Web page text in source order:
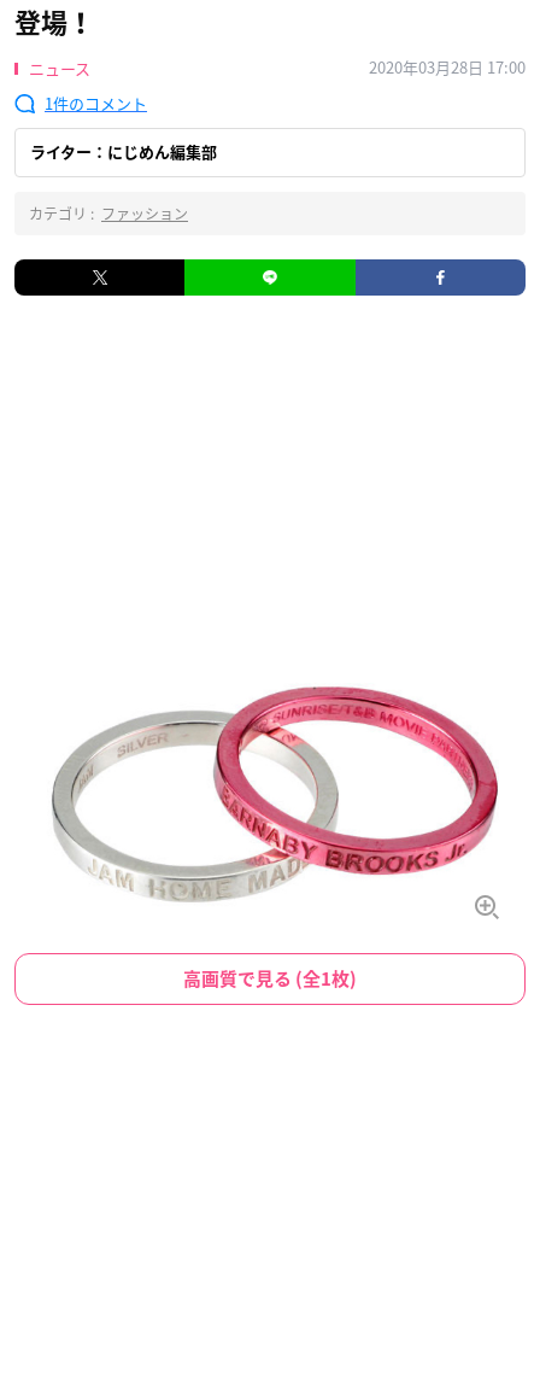
登場！
ニュース
2020年03月28日 17:00
1
ライター：にじめん編集部
カテゴリ : ファッション
高画質で見る (全1枚)